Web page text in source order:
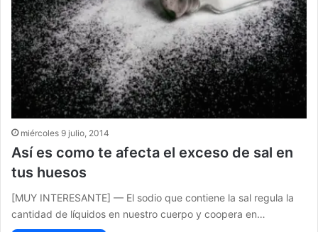
miércoles 9 julio, 2014
Así es como te afecta el exceso de sal en
tus huesos
[MUY INTERESANTE] — El sodio que contiene la sal regula la
cantidad de líquidos en nuestro cuerpo y coopera en…